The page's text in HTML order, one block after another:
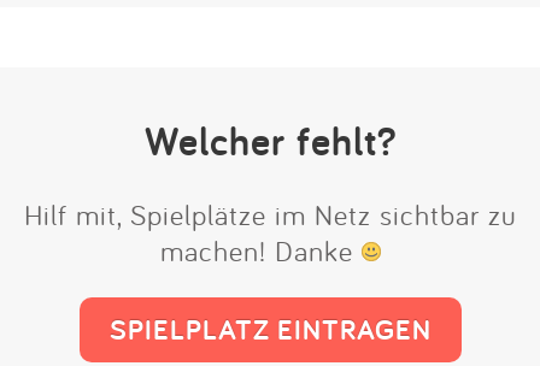
Welcher fehlt?
Hilf mit, Spielplätze im Netz sichtbar zu
machen! Danke
SPIELPLATZ EINTRAGEN